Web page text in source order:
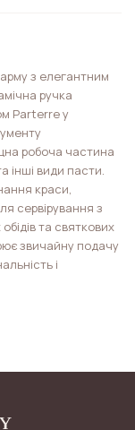
з елегантним
ручка
Parterre у
робоча частина
інші види пасти.
краси,
сервірування з
та святкових
звичайну подачу
і